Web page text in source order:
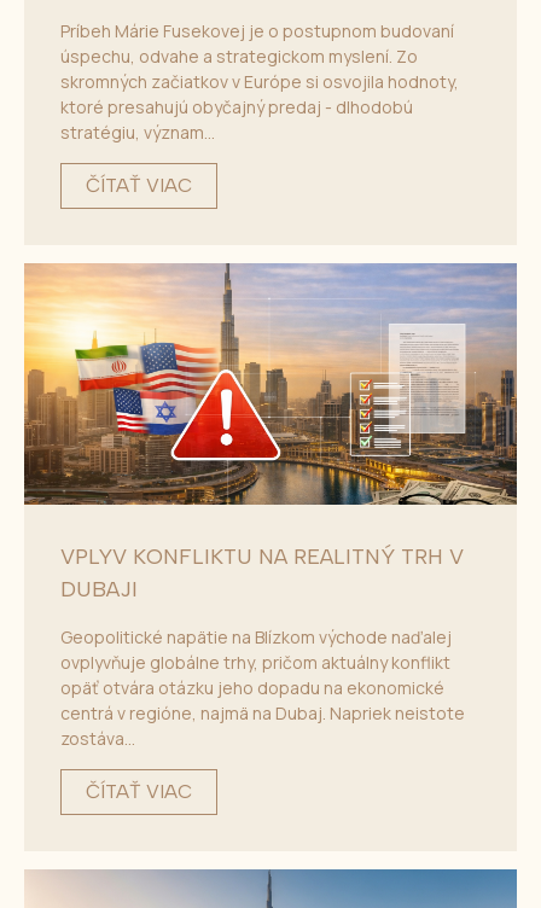
Príbeh Márie Fusekovej je o postupnom budovaní
úspechu, odvahe a strategickom myslení. Zo
skromných začiatkov v Európe si osvojila hodnoty,
ktoré presahujú obyčajný predaj - dlhodobú
stratégiu, význam...
ČÍTAŤ VIAC
VPLYV KONFLIKTU NA REALITNÝ TRH V
DUBAJI
Geopolitické napätie na Blízkom východe naďalej
ovplyvňuje globálne trhy, pričom aktuálny konflikt
opäť otvára otázku jeho dopadu na ekonomické
centrá v regióne, najmä na Dubaj. Napriek neistote
zostáva...
ČÍTAŤ VIAC